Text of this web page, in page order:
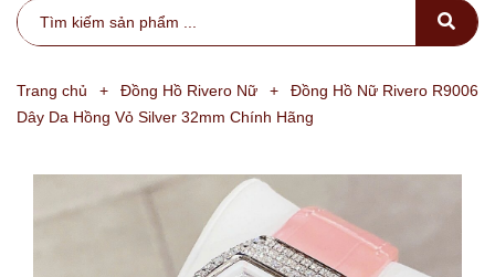
Trang chủ + Đồng Hồ Rivero Nữ +
Đồng Hồ Nữ Rivero R9006
Dây Da Hồng Vỏ Silver 32mm Chính Hãng